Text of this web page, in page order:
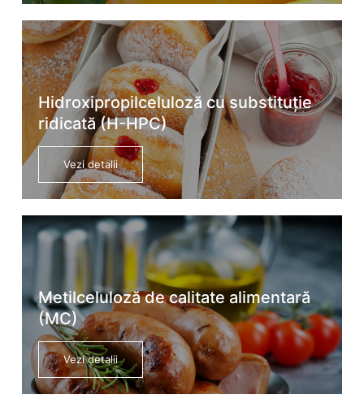
Hidroxipropilceluloză cu substituție
ridicată (H-HPC)
Vezi detalii
Metilceluloză de calitate alimentară
(MC)
Vezi detalii